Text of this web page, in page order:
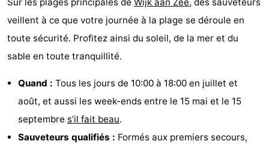
veillent à ce que votre journée à la plage se déroule en
toute sécurité. Profitez ainsi du soleil, de la mer et du
sable en toute tranquillité.
Quand : Tous les jours de 10:00 à 18:00 en juillet et
août, et aussi les week-ends entre le 15 mai et le 15
septembre s’il fait beau.
Sauveteurs qualifiés : Formés aux premiers secours,